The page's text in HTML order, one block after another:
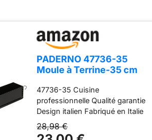
PADERNO 47736-35
Moule à Terrine-35 cm
cm
47736-35 Cuisine
professionnelle Qualité garantie
Design italien Fabriqué en Italie
28,98 €